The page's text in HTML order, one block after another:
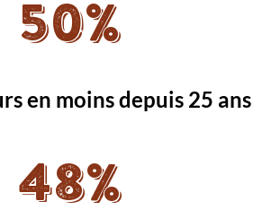
50%
en moins depuis 25 ans
48%